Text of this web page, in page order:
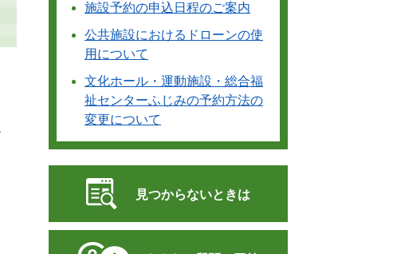
施設予約の申込日程のご案内
公共施設におけるドローンの使
用について
文化ホール・運動施設・総合福
祉センターふじみの予約方法の
変更について
見つからないときは